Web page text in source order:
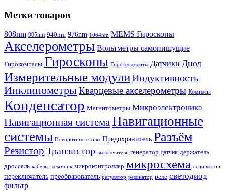
Метки товаров
808nm 905nm 940nm 976nm 1064nm MEMS Гироскопы
Акселерометры Вольтметры самопишущие
Гирокомпасы Гироскопы Гиротеодолиты Датчики Диод
Измерительные модулиИндуктивность
ИнклинометрыКварцевые акселерометры Компасы
Конденсатор Магнитометры Микроэлектроника
Навигационная системаНавигационные
системы Поворотные столы Предохранитель Разъём
Резистор Транзистор выключатель генератор датчик держатель
дроссель кабель клеммник микроконтроллер микросхема осциллятор
переключатель преобразователь регулятор резонатор реле светодиод
фильтр